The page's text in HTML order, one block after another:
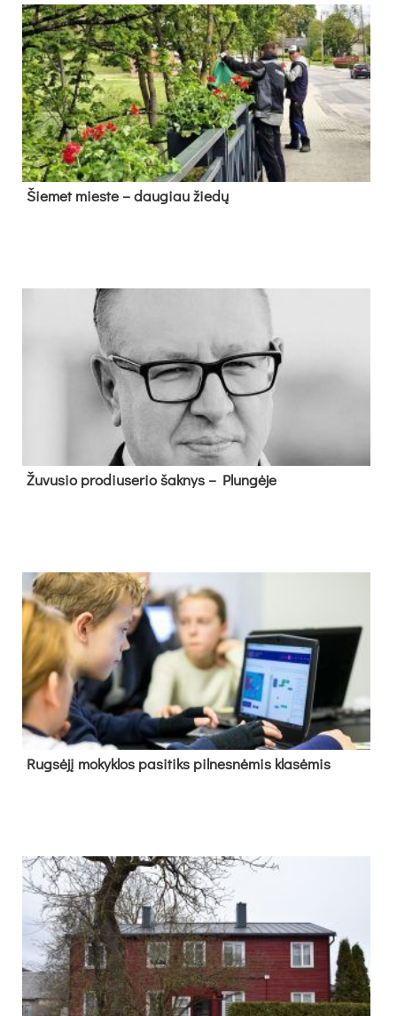
Šie­met mies­te – dau­giau žie­dų
Žu­vu­sio pro­diu­se­rio šak­nys – Plun­gė­je
Rug­sė­jį mo­kyk­los pa­si­tiks pil­nes­nė­mis kla­sė­mis